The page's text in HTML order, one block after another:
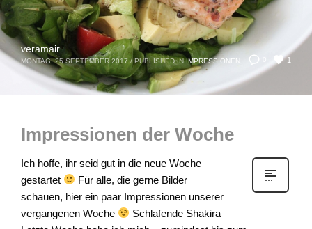
1
veramair
MONTAG, 25 SEPTEMBER 2017 / PUBLISHED IN IMPRESSIONEN
Impressionen der Woche
Ich hoffe, ihr seid gut in die neue Woche
gestartet
Für alle, die gerne Bilder
schauen, hier ein paar Impressionen unserer
vergangenen Woche
Schlafende Shakira